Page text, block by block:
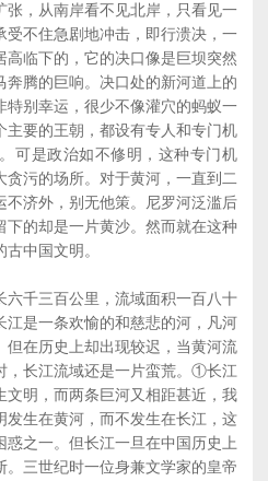
张，从南岸看不见北岸，只看见一
受不住急剧地冲击，即行溃决，一
临下的，它的决口像是巨坝突然
奔腾的巨响。决口处的新河道上的
特别幸运，很少不像灌穴的蚂蚁一
主要的王朝，都设有专人和专门机
可是政治如不修明，这种专门机
污的场所。对于黄河，一直到二
不济外，别无他策。尼罗河泛滥后
下的却是一片黄沙。然而就在这种
中国文明。
千三百公里，流域面积一百八十
江是一条欢愉的和慈悲的河，凡河
但在历史上却出现较迟，当黄河流
，长江流域还是一片蛮荒。①长江
文明，而两条巨河又相距甚近，我
发生在黄河，而不发生在长江，这
之一。但长江一旦在中国历史上
。三世纪时一位身兼文学家的皇帝